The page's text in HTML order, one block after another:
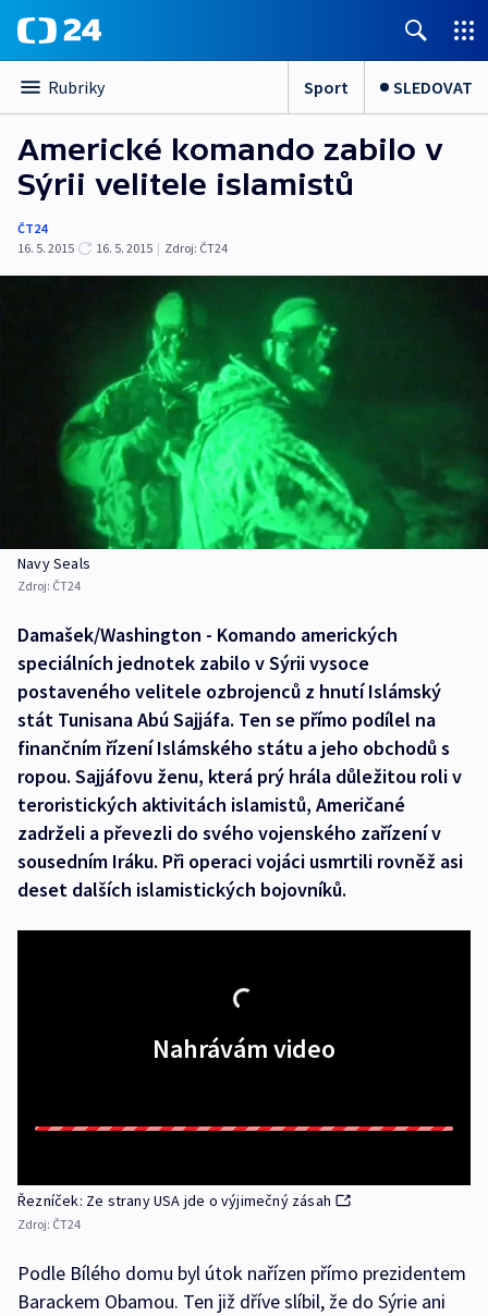
Rubriky Sport SLEDOVAT
Americké komando zabilo v
Sýrii velitele islamistů
ČT24
16. 5. 2015
16. 5. 2015 | Zdroj: ČT24
Navy Seals
Zdroj: ČT24
Damašek/Washington - Komando amerických
speciálních jednotek zabilo v Sýrii vysoce
postaveného velitele ozbrojenců z hnutí Islámský
stát Tunisana Abú Sajjáfa. Ten se přímo podílel na
finančním řízení Islámského státu a jeho obchodů s
ropou. Sajjáfovu ženu, která prý hrála důležitou roli v
teroristických aktivitách islamistů, Američané
zadrželi a převezli do svého vojenského zařízení v
sousedním Iráku. Při operaci vojáci usmrtili rovněž asi
deset dalších islamistických bojovníků.
Nahrávám video
Řezníček: Ze strany USA jde o výjimečný zásah
Zdroj: ČT24
Podle Bílého domu byl útok nařízen přímo prezidentem
Barackem Obamou. Ten již dříve slíbil, že do Sýrie ani